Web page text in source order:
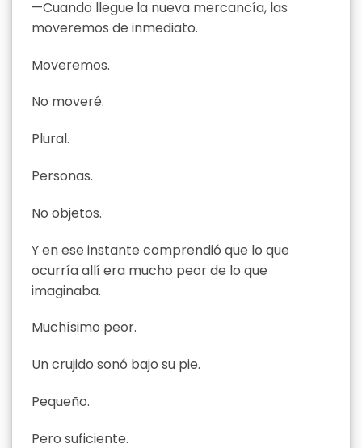
—Cuando llegue la nueva mercancía, las
moveremos de inmediato.
Moveremos.
No moveré.
Plural.
Personas.
No objetos.
Y en ese instante comprendió que lo que
ocurría allí era mucho peor de lo que
imaginaba.
Muchísimo peor.
Un crujido sonó bajo su pie.
Pequeño.
Pero suficiente.